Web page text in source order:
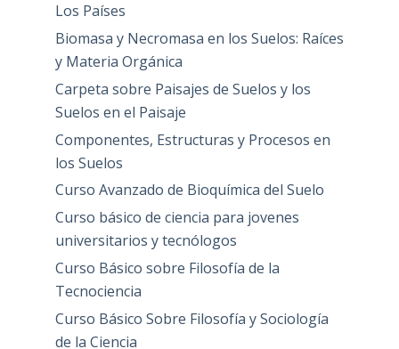
Los Países
Biomasa y Necromasa en los Suelos: Raíces
y Materia Orgánica
Carpeta sobre Paisajes de Suelos y los
Suelos en el Paisaje
Componentes, Estructuras y Procesos en
los Suelos
Curso Avanzado de Bioquímica del Suelo
Curso básico de ciencia para jovenes
universitarios y tecnólogos
Curso Básico sobre Filosofía de la
Tecnociencia
Curso Básico Sobre Filosofía y Sociología
de la Ciencia